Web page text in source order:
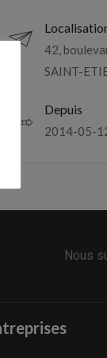
42,
SAINT-
Depuis
2014-05-
Nous